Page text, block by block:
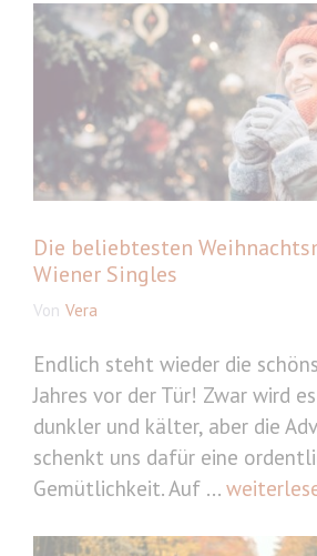
Die beliebtesten
Wiener Singles
Von Vera
Endlich steht wieder die
Jahres vor der Tür! Zwar wird
dunkler und kälter, aber die
schenkt uns dafür eine
Gemütlichkeit. Auf ...